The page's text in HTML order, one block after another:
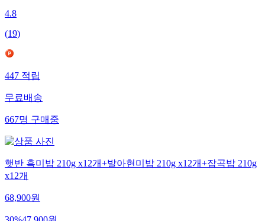
4.8
(19)
447적립
무료배송
667명구매중
햇반 흑미밥 210g x12개+발아현미밥 210g x12개+잡곡밥 210g
x12개
68,900원